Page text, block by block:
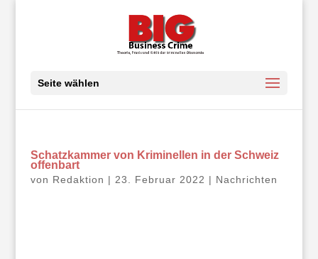
Seite wählen
Schatzkammer von Kriminellen in der Schweiz
offenbart
von Redaktion | 23. Februar 2022 | Nachrichten